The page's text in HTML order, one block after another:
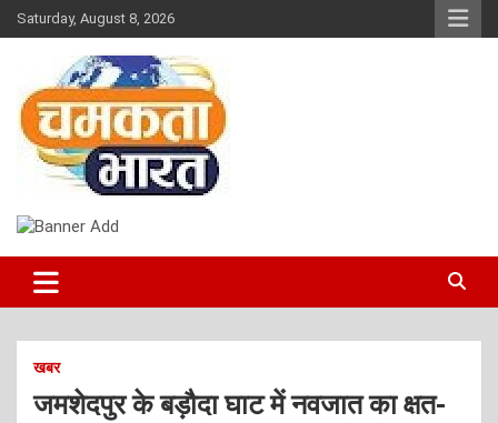
Skip
to
Saturday, August 8, 2026
CHAMAKTA BHARAT
खबर
जमशेदपुर के बड़ौदा घाट में नवजात का क्षत-